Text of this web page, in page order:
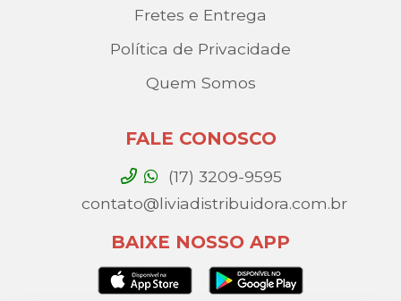
Fretes e Entrega
Política de Privacidade
Quem Somos
FALE CONOSCO
(17) 3209-9595
contato@liviadistribuidora.com.br
BAIXE NOSSO APP